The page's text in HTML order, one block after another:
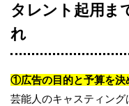
タレント起用ま
れ
①広告の目的と予算を決
芸能人のキャスティン